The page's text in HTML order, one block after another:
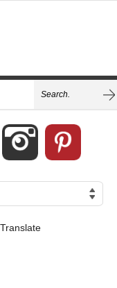
Translate